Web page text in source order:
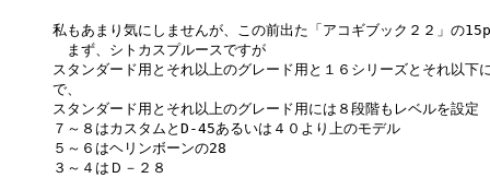
私もあまり気にしませんが、この前出た「アコギブック２２」の
まず、シトカスプルースですが
スタンダード用とそれ以上のグレード用と１６シリーズとそれ以下
で、
スタンダード用とそれ以上のグレード用には８段階もレベルを設定
７～８はカスタムとD-45あるいは４０より上のモデル
５～６はヘリンボーンの28
３～４はＤ－２８